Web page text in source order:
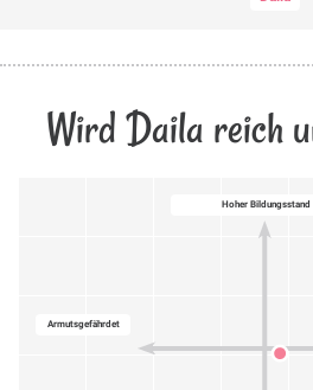
Wird Daila reich
Hoher Bildungsstand
Armutsgefährdet